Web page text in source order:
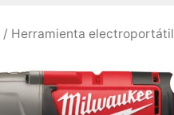
/ Herramienta electroportátil